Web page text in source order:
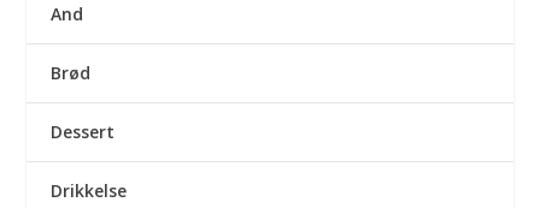
And
Brød
Dessert
Drikkelse